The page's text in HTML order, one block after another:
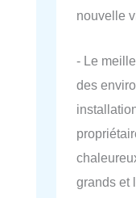
nouvelle
- Le
des
grands et